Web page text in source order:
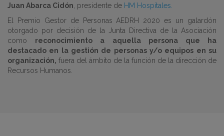
Juan Abarca Cidón , presidente de HM Hospitales.
El Premio Gestor de Personas AEDRH 2020 es un galardón
otorgado por decisión de la Junta Directiva de la Asociación
como reconocimiento a aquella persona que ha
destacado en la gestión de personas y/o equipos en su
organización, fuera del ámbito de la función de la dirección de
Recursos Humanos.